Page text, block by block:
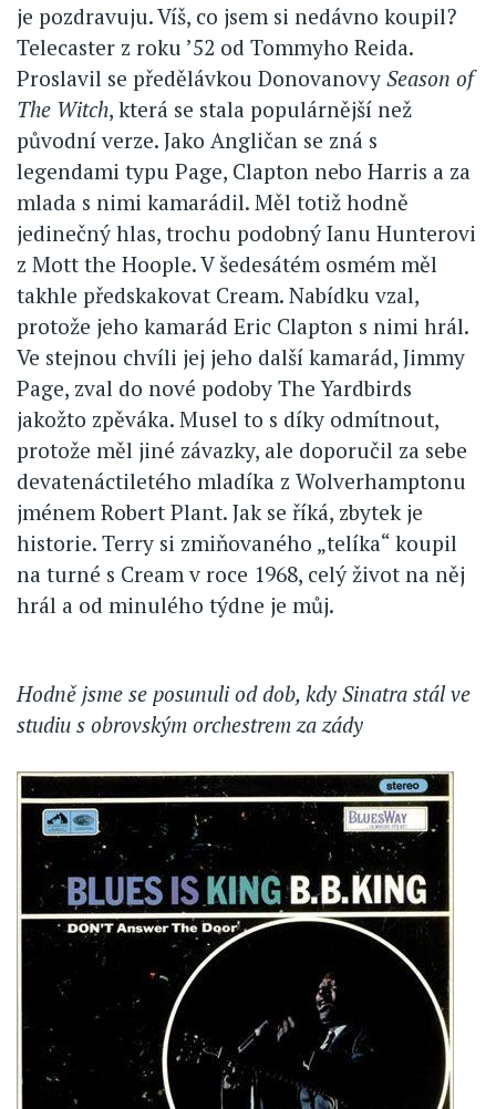
je pozdravuju. Víš, co jsem si nedávno koupil?
Telecaster z roku ’52 od Tommyho Reida.
Proslavil se předělávkou Donovanovy Season of
The Witch, která se stala populárnější než
původní verze. Jako Angličan se zná s
legendami typu Page, Clapton nebo Harris a za
mlada s nimi kamarádil. Měl totiž hodně
jedinečný hlas, trochu podobný Ianu Hunterovi
z Mott the Hoople. V šedesátém osmém měl
takhle předskakovat Cream. Nabídku vzal,
protože jeho kamarád Eric Clapton s nimi hrál.
Ve stejnou chvíli jej jeho další kamarád, Jimmy
Page, zval do nové podoby The Yardbirds
jakožto zpěváka. Musel to s díky odmítnout,
protože měl jiné závazky, ale doporučil za sebe
devatenáctiletého mladíka z Wolverhamptonu
jménem Robert Plant. Jak se říká, zbytek je
historie. Terry si zmiňovaného „telíka“ koupil
na turné s Cream v roce 1968, celý život na něj
hrál a od minulého týdne je můj.
Hodně jsme se posunuli od dob, kdy Sinatra stál ve
studiu s obrovským orchestrem za zády